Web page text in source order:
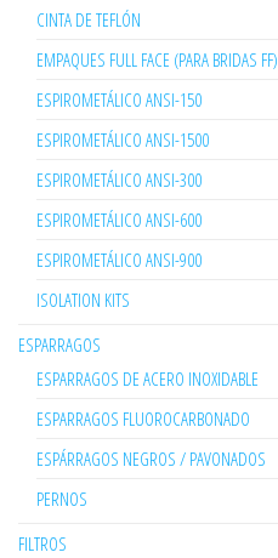
CINTA DE TEFLÓN
EMPAQUES FULL FACE (PARA BRIDAS FF)
ESPIROMETÁLICO ANSI-150
ESPIROMETÁLICO ANSI-1500
ESPIROMETÁLICO ANSI-300
ESPIROMETÁLICO ANSI-600
ESPIROMETÁLICO ANSI-900
ISOLATION KITS
ESPARRAGOS
ESPARRAGOS DE ACERO INOXIDABLE
ESPARRAGOS FLUOROCARBONADO
ESPÁRRAGOS NEGROS / PAVONADOS
PERNOS
FILTROS